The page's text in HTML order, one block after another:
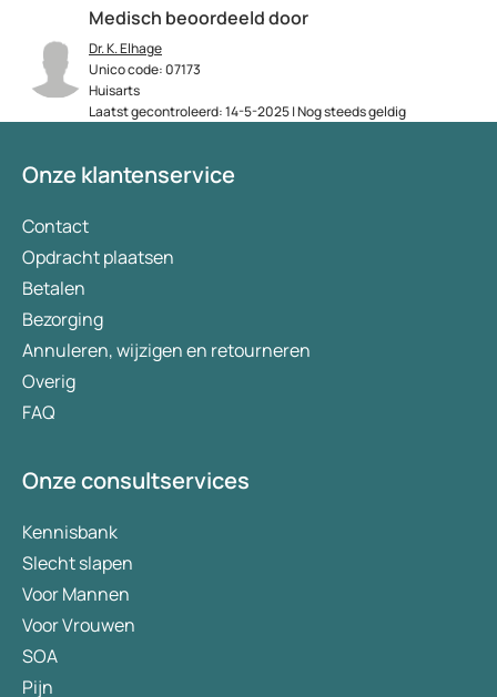
Medisch beoordeeld door
Dr. K. Elhage
Unico code: 07173
Huisarts
Laatst gecontroleerd: 14-5-2025 | Nog steeds geldig
Onze klantenservice
Contact
Opdracht plaatsen
Betalen
Bezorging
Annuleren, wijzigen en retourneren
Overig
FAQ
Onze consultservices
Kennisbank
Slecht slapen
Voor Mannen
Voor Vrouwen
SOA
Pijn